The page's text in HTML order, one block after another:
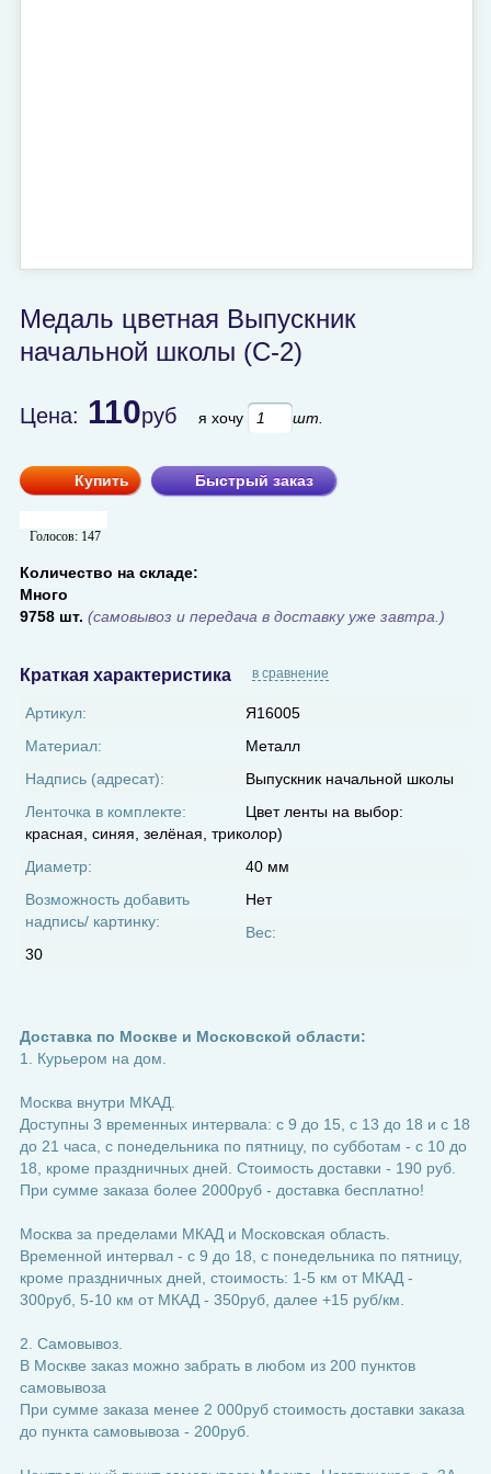
Медаль цветная Выпускник
начальной школы (С-2)
Цена: 110руб я хочу шт.
Купить Быстрый заказ
Голосов: 147
Количество на складе:
Много
9758 шт. (самовывоз и передача в доставку уже завтра.)
Краткая характеристика в сравнение
Артикул:
Я16005
Материал:
Металл
Надпись (адресат):
Выпускник начальной школы
Ленточка в комплекте:
Цвет ленты на выбор:
красная, синяя, зелёная, триколор)
Диаметр:
40 мм
Возможность добавить
надпись/ картинку:
Нет
Вес:
30
Доставка по Москве и Московской области:
1. Курьером на дом.
Москва внутри МКАД.
Доступны 3 временных интервала: с 9 до 15, с 13 до 18 и с 18
до 21 часа, с понедельника по пятницу, по субботам - с 10 до
18, кроме праздничных дней. Стоимость доставки - 190 руб.
При сумме заказа более 2000руб - доставка бесплатно!
Москва за пределами МКАД и Московская область.
Временной интервал - с 9 до 18, с понедельника по пятницу,
кроме праздничных дней, стоимость: 1-5 км от МКАД -
300руб, 5-10 км от МКАД - 350руб, далее +15 руб/км.
2. Самовывоз.
В Москве заказ можно забрать в любом из 200 пунктов
самовывоза
При сумме заказа менее 2 000руб стоимость доставки заказа
до пункта самовывоза - 200руб.